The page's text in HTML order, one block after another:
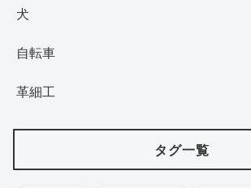
犬
自転車
革細工
タグ一覧